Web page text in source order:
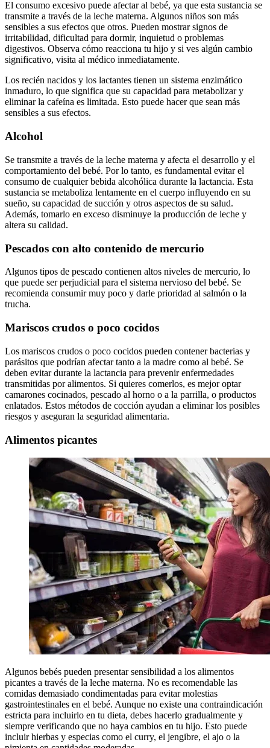
El consumo excesivo puede afectar al bebé, ya que esta sustancia se
transmite a través de la leche materna. Algunos niños son más
sensibles a sus efectos que otros. Pueden mostrar signos de
irritabilidad, dificultad para dormir, inquietud o problemas
digestivos. Observa cómo reacciona tu hijo y si ves algún cambio
significativo, visita al médico inmediatamente.
Los recién nacidos y los lactantes tienen un sistema enzimático
inmaduro, lo que significa que su capacidad para metabolizar y
eliminar la cafeína es limitada. Esto puede hacer que sean más
sensibles a sus efectos.
Alcohol
Se transmite a través de la leche materna y afecta el desarrollo y el
comportamiento del bebé. Por lo tanto, es fundamental evitar el
consumo de cualquier bebida alcohólica durante la lactancia. Esta
sustancia se metaboliza lentamente en el cuerpo influyendo en su
sueño, su capacidad de succión y otros aspectos de su salud.
Además, tomarlo en exceso disminuye la producción de leche y
altera su calidad.
Pescados con alto contenido de mercurio
Algunos tipos de pescado contienen altos niveles de mercurio, lo
que puede ser perjudicial para el sistema nervioso del bebé. Se
recomienda consumir muy poco y darle prioridad al salmón o la
trucha.
Mariscos crudos o poco cocidos
Los mariscos crudos o poco cocidos pueden contener bacterias y
parásitos que podrían afectar tanto a la madre como al bebé. Se
deben evitar durante la lactancia para prevenir enfermedades
transmitidas por alimentos. Si quieres comerlos, es mejor optar
camarones cocinados, pescado al horno o a la parrilla, o productos
enlatados. Estos métodos de cocción ayudan a eliminar los posibles
riesgos y aseguran la seguridad alimentaria.
Alimentos picantes
Algunos bebés pueden presentar sensibilidad a los alimentos
picantes a través de la leche materna. No es recomendable las
comidas demasiado condimentadas para evitar molestias
gastrointestinales en el bebé. Aunque no existe una contraindicación
estricta para incluirlo en tu dieta, debes hacerlo gradualmente y
siempre verificando que no haya cambios en tu hijo. Esto puede
incluir hierbas y especias como el curry, el jengibre, el ajo o la